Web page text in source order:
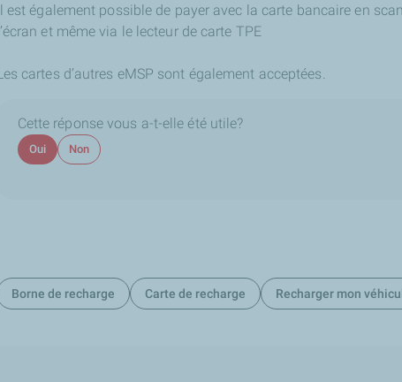
est également possible de payer avec la carte bancaire en
et même via le lecteur de carte TPE
cartes d’autres eMSP sont également acceptées.
Cette réponse vous a-t-elle été utile?
Oui Non
Borne de recharge Carte de recharge Recharger mon